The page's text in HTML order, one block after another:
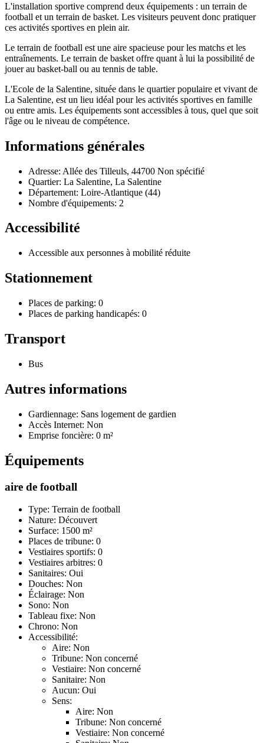
L'installation sportive comprend deux équipements : un terrain de
football et un terrain de basket. Les visiteurs peuvent donc pratiquer
ces activités sportives en plein air.
Le terrain de football est une aire spacieuse pour les matchs et les
entraînements. Le terrain de basket offre quant à lui la possibilité de
jouer au basket-ball ou au tennis de table.
L'Ecole de la Salentine, située dans le quartier populaire et vivant de
La Salentine, est un lieu idéal pour les activités sportives en famille
ou entre amis. Les équipements sont accessibles à tous, quel que soit
l'âge ou le niveau de compétence.
Informations générales
Adresse: Allée des Tilleuls, 44700 Non spécifié
Quartier: La Salentine, La Salentine
Département: Loire-Atlantique (44)
Nombre d'équipements: 2
Accessibilité
Accessible aux personnes à mobilité réduite
Stationnement
Places de parking: 0
Places de parking handicapés: 0
Transport
Bus
Autres informations
Gardiennage: Sans logement de gardien
Accès Internet: Non
Emprise foncière: 0 m²
Équipements
aire de football
Type: Terrain de football
Nature: Découvert
Surface: 1500 m²
Places de tribune: 0
Vestiaires sportifs: 0
Vestiaires arbitres: 0
Sanitaires: Oui
Douches: Non
Éclairage: Non
Sono: Non
Tableau fixe: Non
Chrono: Non
Accessibilité:
Aire: Non
Tribune: Non concerné
Vestiaire: Non concerné
Sanitaire: Non
Aucun: Oui
Sens:
Aire: Non
Tribune: Non concerné
Vestiaire: Non concerné